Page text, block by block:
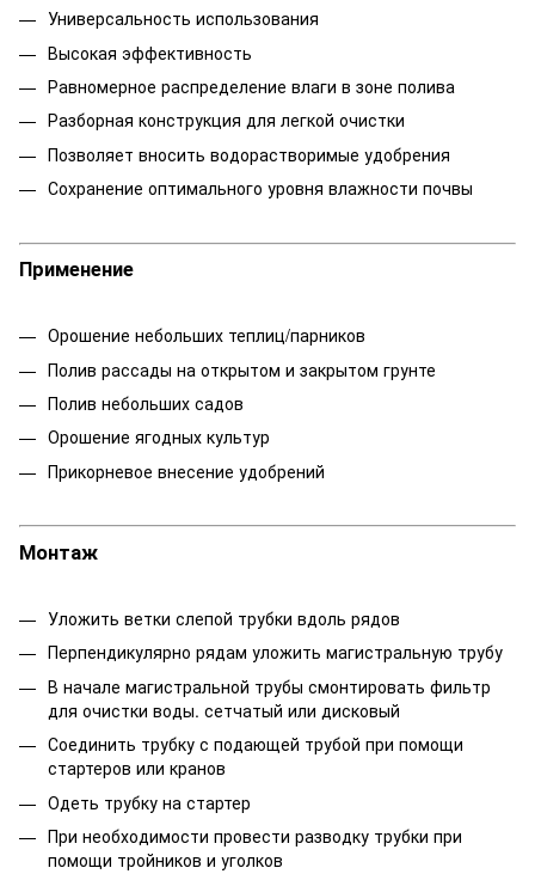
Универсальность использования
Высокая эффективность
Равномерное распределение влаги в зоне полива
Разборная конструкция для легкой очистки
Позволяет вносить водорастворимые удобрения
Сохранение оптимального уровня влажности почвы
Применение
Орошение небольших теплиц/парников
Полив рассады на открытом и закрытом грунте
Полив небольших садов
Орошение ягодных культур
Прикорневое внесение удобрений
Монтаж
Уложить ветки слепой трубки вдоль рядов
Перпендикулярно рядам уложить магистральную трубу
В начале магистральной трубы смонтировать фильтр
для очистки воды. сетчатый или дисковый
Соединить трубку с подающей трубой при помощи
стартеров или кранов
Одеть трубку на стартер
При необходимости провести разводку трубки при
помощи тройников и уголков